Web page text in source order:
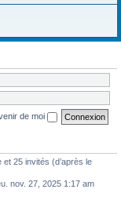
de moi
25 invités (d’après le
nov. 27, 2025 1:17 am